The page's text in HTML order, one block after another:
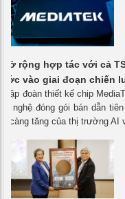
mở rộng hợp tác với cả
vào giai đoạn chiến
Tập đoàn thiết kế chip
nghệ đóng gói bán dẫn
càng tăng của thị trường AI